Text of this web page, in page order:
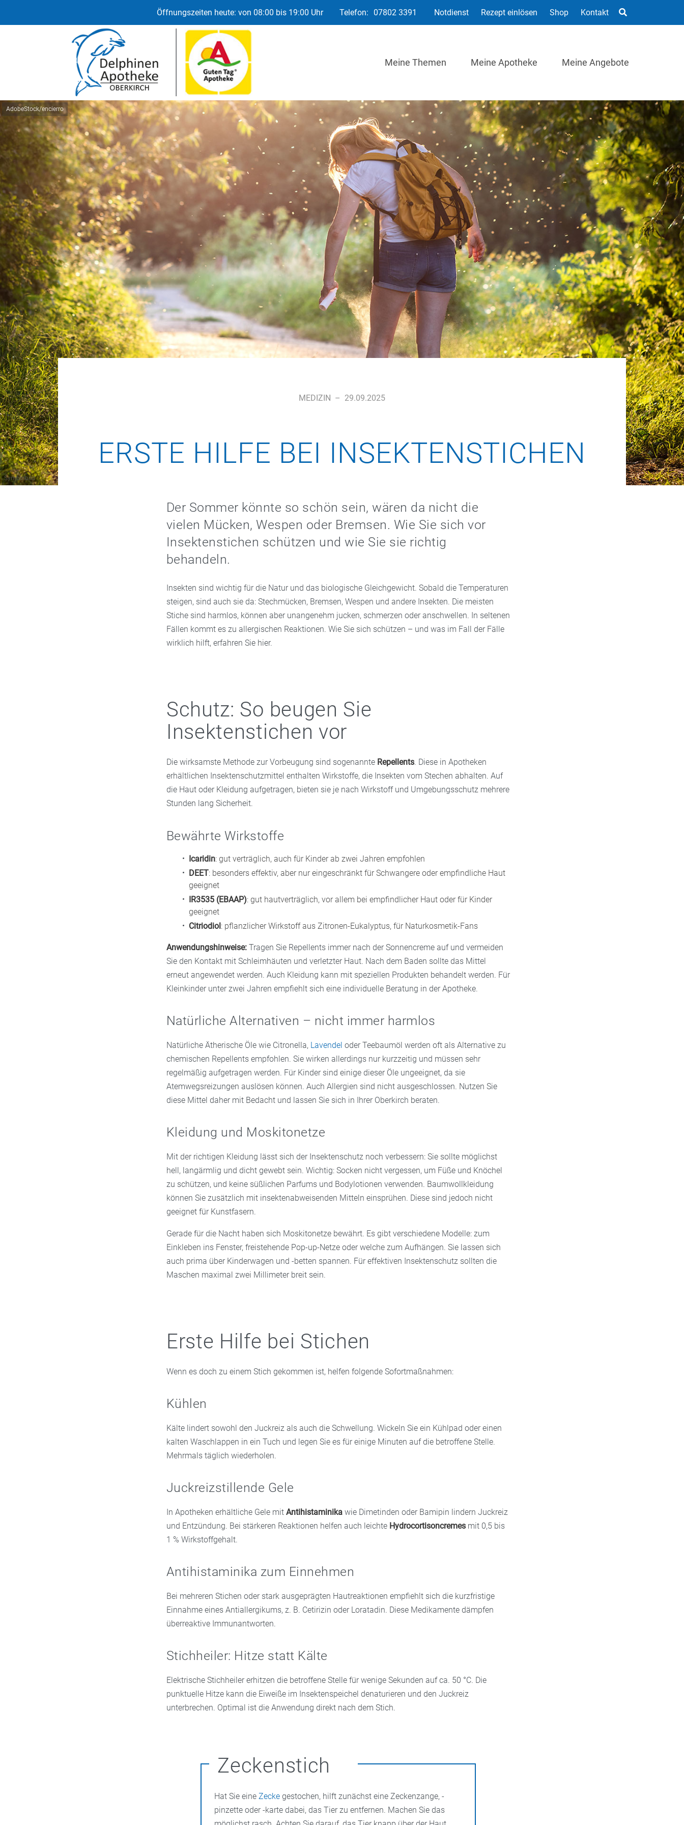
Öffnungszeiten heute: von 08:00 bis 19:00 Uhr Telefon: 07802 3391 Notdienst Rezept einlösen Shop Kontakt
Meine Themen Meine Apotheke Meine Angebote
AdobeStock/encierro
Symbolbild
MEDIZIN – 29.09.2025
ERSTE HILFE BEI INSEKTENSTICHEN
Der Sommer könnte so schön sein, wären da nicht die
vielen Mücken, Wespen oder Bremsen. Wie Sie sich vor
Insektenstichen schützen und wie Sie sie richtig
behandeln.
Insekten sind wichtig für die Natur und das biologische Gleichgewicht. Sobald die Temperaturen
steigen, sind auch sie da: Stechmücken, Bremsen, Wespen und andere Insekten. Die meisten
Stiche sind harmlos, können aber unangenehm jucken, schmerzen oder anschwellen. In seltenen
Fällen kommt es zu allergischen Reaktionen. Wie Sie sich schützen – und was im Fall der Fälle
wirklich hilft, erfahren Sie hier.
Schutz: So beugen Sie
Insektenstichen vor
Die wirksamste Methode zur Vorbeugung sind sogenannte Repellents. Diese in Apotheken
erhältlichen Insektenschutzmittel enthalten Wirkstoffe, die Insekten vom Stechen abhalten. Auf
die Haut oder Kleidung aufgetragen, bieten sie je nach Wirkstoff und Umgebungsschutz mehrere
Stunden lang Sicherheit.
Bewährte Wirkstoffe
Icaridin: gut verträglich, auch für Kinder ab zwei Jahren empfohlen
DEET: besonders effektiv, aber nur eingeschränkt für Schwangere oder empfindliche Haut
geeignet
IR3535 (EBAAP): gut hautverträglich, vor allem bei empfindlicher Haut oder für Kinder
geeignet
Citriodiol : pflanzlicher Wirkstoff aus Zitronen-Eukalyptus, für Naturkosmetik-Fans
Anwendungshinweise:Tragen Sie Repellents immer nach der Sonnencreme auf und vermeiden
Sie den Kontakt mit Schleimhäuten und verletzter Haut. Nach dem Baden sollte das Mittel
erneut angewendet werden. Auch Kleidung kann mit speziellen Produkten behandelt werden. Für
Kleinkinder unter zwei Jahren empfiehlt sich eine individuelle Beratung in der Apotheke.
Natürliche Alternativen – nicht immer harmlos
Natürliche Ätherische Öle wie Citronella, Lavendel oder Teebaumöl werden oft als Alternative zu
chemischen Repellents empfohlen. Sie wirken allerdings nur kurzzeitig und müssen sehr
regelmäßig aufgetragen werden. Für Kinder sind einige dieser Öle ungeeignet, da sie
Atemwegsreizungen auslösen können. Auch Allergien sind nicht ausgeschlossen. Nutzen Sie
diese Mittel daher mit Bedacht und lassen Sie sich in Ihrer Oberkirch beraten.
Kleidung und Moskitonetze
Mit der richtigen Kleidung lässt sich der Insektenschutz noch verbessern: Sie sollte möglichst
hell, langärmlig und dicht gewebt sein. Wichtig: Socken nicht vergessen, um Füße und Knöchel
zu schützen, und keine süßlichen Parfums und Bodylotionen verwenden. Baumwollkleidung
können Sie zusätzlich mit insektenabweisenden Mitteln einsprühen. Diese sind jedoch nicht
geeignet für Kunstfasern.
Gerade für die Nacht haben sich Moskitonetze bewährt. Es gibt verschiedene Modelle: zum
Einkleben ins Fenster, freistehende Pop-up-Netze oder welche zum Aufhängen. Sie lassen sich
auch prima über Kinderwagen und -betten spannen. Für effektiven Insektenschutz sollten die
Maschen maximal zwei Millimeter breit sein.
Erste Hilfe bei Stichen
Wenn es doch zu einem Stich gekommen ist, helfen folgende Sofortmaßnahmen:
Kühlen
Kälte lindert sowohl den Juckreiz als auch die Schwellung. Wickeln Sie ein Kühlpad oder einen
kalten Waschlappen in ein Tuch und legen Sie es für einige Minuten auf die betroffene Stelle.
Mehrmals täglich wiederholen.
Juckreizstillende Gele
In Apotheken erhältliche Gele mit Antihistaminikawie Dimetinden oder Bamipin lindern Juckreiz
und Entzündung. Bei stärkeren Reaktionen helfen auch leichte Hydrocortisoncremesmit 0,5 bis
1 % Wirkstoffgehalt.
Antihistaminika zum Einnehmen
Bei mehreren Stichen oder stark ausgeprägten Hautreaktionen empfiehlt sich die kurzfristige
Einnahme eines Antiallergikums, z. B. Cetirizin oder Loratadin. Diese Medikamente dämpfen
überreaktive Immunantworten.
Stichheiler: Hitze statt Kälte
Elektrische Stichheiler erhitzen die betroffene Stelle für wenige Sekunden auf ca. 50 °C. Die
punktuelle Hitze kann die Eiweiße im Insektenspeichel denaturieren und den Juckreiz
unterbrechen. Optimal ist die Anwendung direkt nach dem Stich.
Zeckenstich
Hat Sie eineZecke gestochen, hilft zunächst eine Zeckenzange, -
pinzette oder -karte dabei, das Tier zu entfernen. Machen Sie das